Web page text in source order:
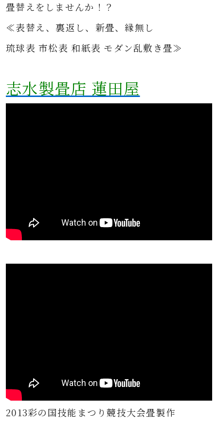
畳替えをしませんか！？
≪表替え、裏返し、新畳、縁無し
琉球表 市松表 和紙表 モダン乱敷き畳≫
志水製畳店 蓮田屋
2013彩の国技能まつり競技大会畳製作